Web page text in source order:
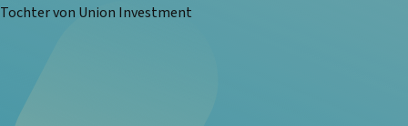
Tochter von Union Investment